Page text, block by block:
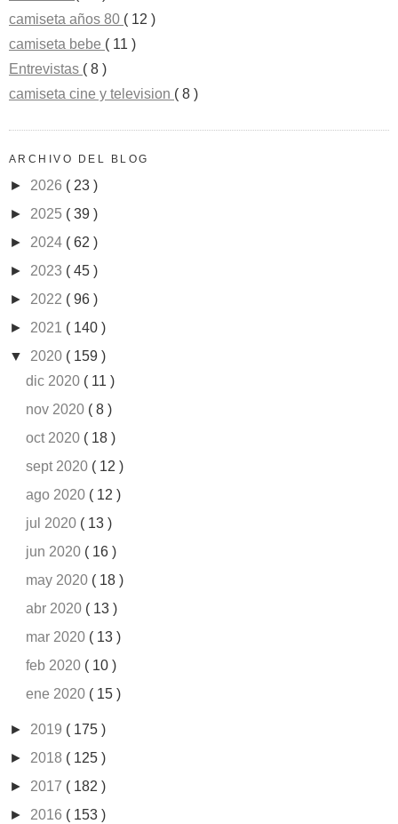
camiseta años 80 ( 12 )
camiseta bebe ( 11 )
Entrevistas ( 8 )
camiseta cine y television ( 8 )
ARCHIVO DEL BLOG
► 2026 ( 23 )
► 2025 ( 39 )
► 2024 ( 62 )
► 2023 ( 45 )
► 2022 ( 96 )
► 2021 ( 140 )
▼ 2020 ( 159 )
dic 2020 ( 11 )
nov 2020 ( 8 )
oct 2020 ( 18 )
sept 2020 ( 12 )
ago 2020 ( 12 )
jul 2020 ( 13 )
jun 2020 ( 16 )
may 2020 ( 18 )
abr 2020 ( 13 )
mar 2020 ( 13 )
feb 2020 ( 10 )
ene 2020 ( 15 )
► 2019 ( 175 )
► 2018 ( 125 )
► 2017 ( 182 )
► 2016 ( 153 )